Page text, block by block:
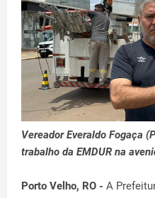
Vereador Everaldo Fogaça
trabalho da EMDUR na
Porto Velho, RO - A